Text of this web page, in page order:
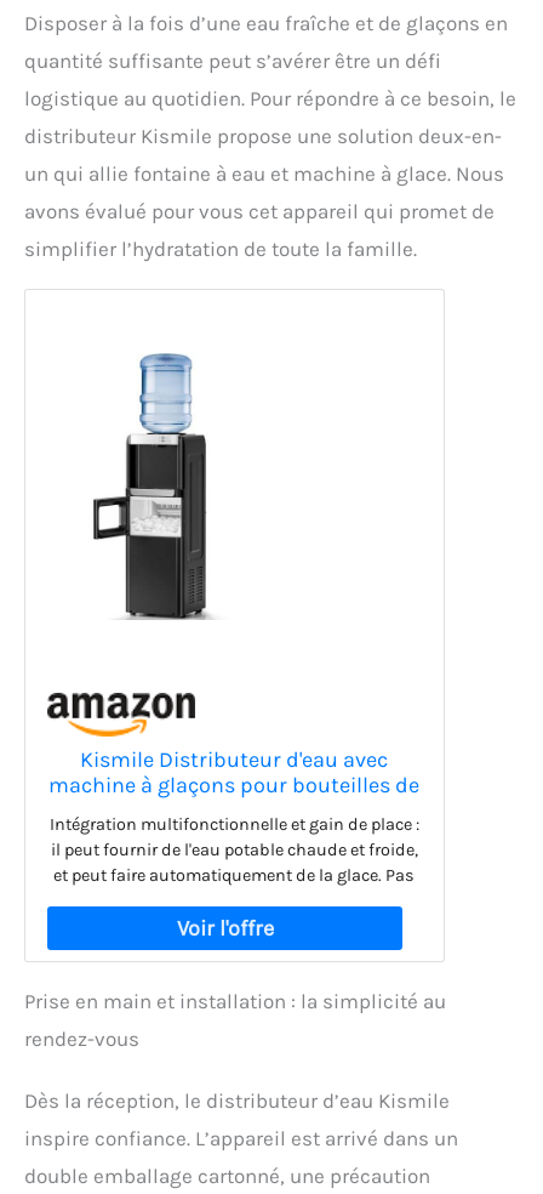
Disposer à la fois d’une eau fraîche et de glaçons en
quantité suffisante peut s’avérer être un défi
logistique au quotidien. Pour répondre à ce besoin, le
distributeur Kismile propose une solution deux-en-
un qui allie fontaine à eau et machine à glace. Nous
avons évalué pour vous cet appareil qui promet de
simplifier l’hydratation de toute la famille.
Kismile Distributeur d'eau avec
machine à glaçons pour bouteilles de
2, 3 ou 15 gallons, fabrication de glace
quotidienne de 15 kg, verrouillage de
sécurité enfant et design économe en
énergie pour la
Intégration multifonctionnelle et gain de place :
il peut fournir de l'eau potable chaude et froide,
et peut faire automatiquement de la glace. Pas
supplémentaire, réduit l'empreinte au sol,
améliore la commodité d'utilisation, convient
du salon, la cuisine et d'autres occasions
Faites de la glace rapidement : le distributeur
en 24 heures, 9 glaçons en 6 minutes, et 2,5 L
de stockage de glace pour vous garder frais et
délicieux lorsque vous avez besoin de glace.
Les glaçons en forme de balle conservent leur
Prise en main et installation : la simplicité au
rendez-vous
Dès la réception, le distributeur d’eau Kismile
inspire confiance. L’appareil est arrivé dans un
double emballage cartonné, une précaution